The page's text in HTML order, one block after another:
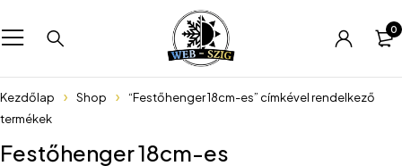
0
Kezdőlap Shop
“Festőhenger 18cm-es” címkével rendelkező
termékek
Festőhenger 18cm-es